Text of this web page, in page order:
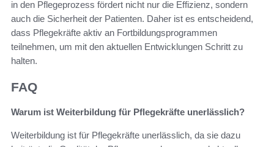
in den Pflegeprozess fördert nicht nur die Effizienz, sondern
auch die Sicherheit der Patienten. Daher ist es entscheidend,
dass Pflegekräfte aktiv an Fortbildungsprogrammen
teilnehmen, um mit den aktuellen Entwicklungen Schritt zu
halten.
FAQ
Warum ist Weiterbildung für Pflegekräfte unerlässlich?
Weiterbildung ist für Pflegekräfte unerlässlich, da sie dazu